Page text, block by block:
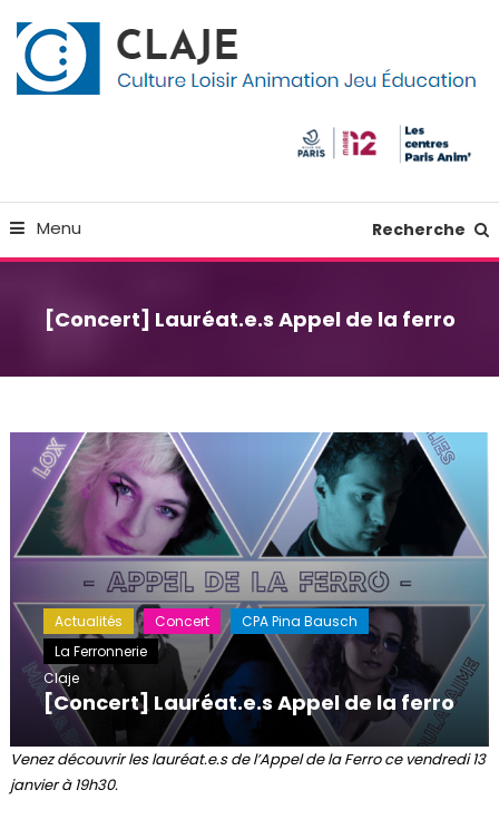
To
Content
Menu Recherche
[Concert] Lauréat.e.s Appel de la ferro
Actualités Concert
CPA Pina Bausch
La Ferronnerie
Claje
[Concert] Lauréat.e.s Appel de la ferro
Venez découvrir les lauréat.e.s de l’Appel de la Ferro ce vendredi 13
janvier à 19h30.